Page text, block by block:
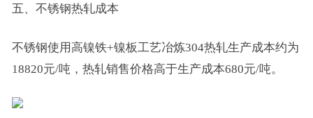
五、不锈钢热轧成本
不锈钢使用高镍铁+镍板工艺冶炼304热轧生产成本约为
18820元/吨，热轧销售价格高于生产成本680元/吨。